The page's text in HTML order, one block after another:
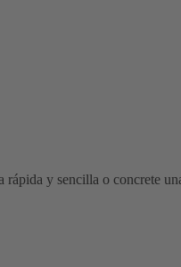
rápida y sencilla o concrete